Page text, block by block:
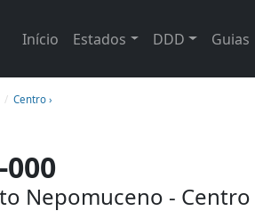
Início Estados DDD Guias
Centro ›
000
Nepomuceno - Centro